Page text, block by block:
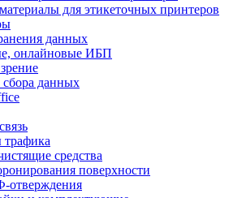
для этикеточных принтеров
данных
онлайновые ИБП
данных
средства
поверхности
отверждения